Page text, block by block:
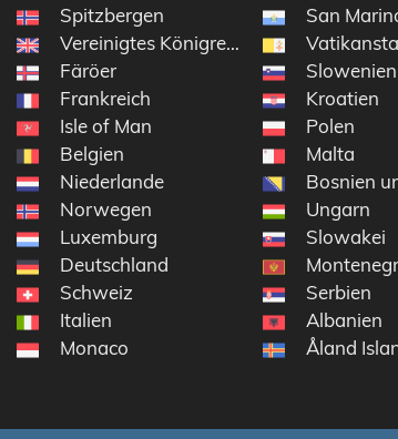
Spitzbergen
Vereinigtes Königreich
Färöer
Frankreich
Isle of Man
Belgien
Niederlande
Norwegen
Luxemburg
Deutschland
Schweiz
Italien
Monaco
San
Slowenien
Kroatien
Polen
Malta
Bosnien
Ungarn
Slowakei
Serbien
Albanien
Åland